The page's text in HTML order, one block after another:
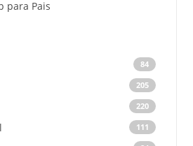
para Pais
84
205
220
111